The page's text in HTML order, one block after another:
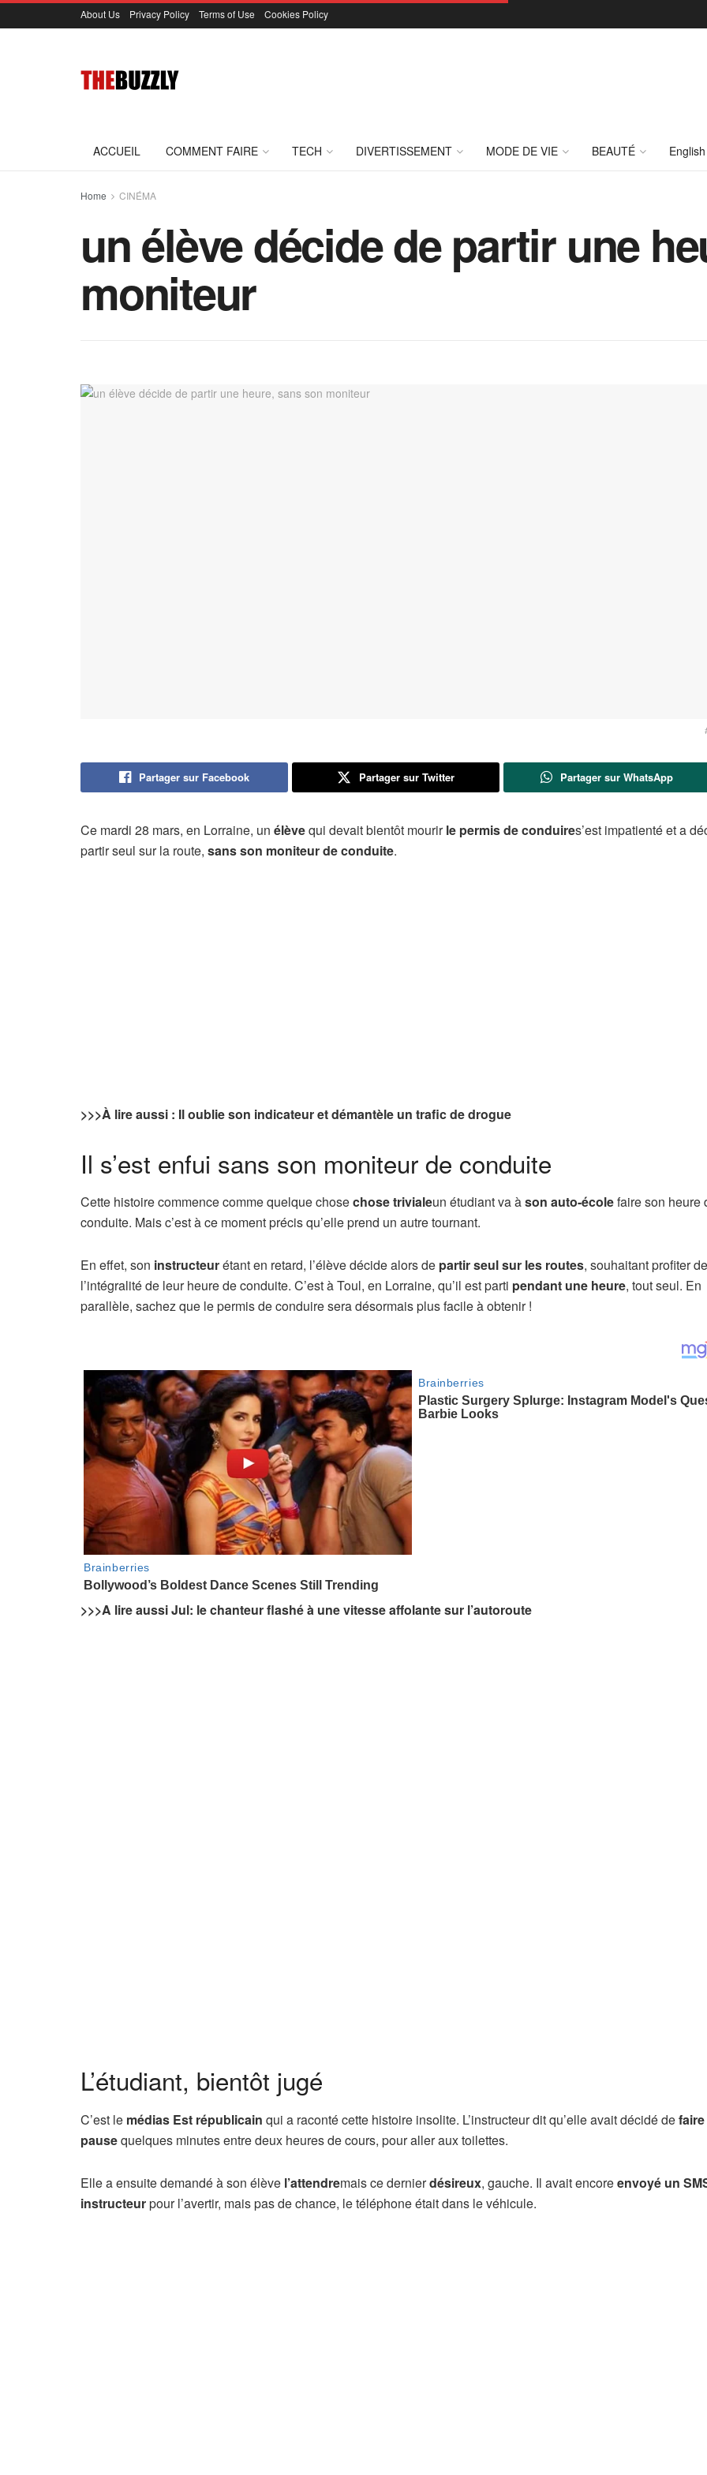
About Us Privacy Policy Terms of Use Cookies Policy
ACCUEIL COMMENT FAIRE TECH DIVERTISSEMENT MODE DE VIE BEAUTÉ
Home CINÉMA
un élève décide de partir une
moniteur
Partager sur Facebook Partager sur Twitter Partager sur WhatsApp
Ce mardi 28 mars, en Lorraine, un élèvequi devait bientôt mourirle permis de conduires’est impatienté et a
partir seul sur la route, sans son moniteur de conduite.
>>>À lire aussi : Il oublie son indicateur et démantèle un trafic de drogue
Il s’est enfui sans son moniteur de conduite
Cette histoire commence comme quelque chosechose trivialeun étudiant va àson auto-écolefaire son heure
conduite. Mais c’est à ce moment précis qu’elle prend un autre tournant.
En effet, son instructeurétant en retard, l’élève décide alors de partir seul sur les routes, souhaitant profiter de
l’intégralité de leur heure de conduite. C’est à Toul, en Lorraine, qu’il est parti pendant une heure, tout seul. En
parallèle, sachez que le permis de conduire sera désormais plus facile à obtenir !
>>>A lire aussi Jul: le chanteur flashé à une vitesse affolante sur l’autoroute
L’étudiant, bientôt jugé
C’est le médias Est républicain qui a raconté cette histoire insolite. L’instructeur dit qu’elle avait décidé de
pausequelques minutes entre deux heures de cours, pour aller aux toilettes.
Elle a ensuite demandé à son élève l’attendremais ce dernierdésireux, gauche. Il avait encoreenvoyé un
instructeurpour l’avertir, mais pas de chance, le téléphone était dans le véhicule.